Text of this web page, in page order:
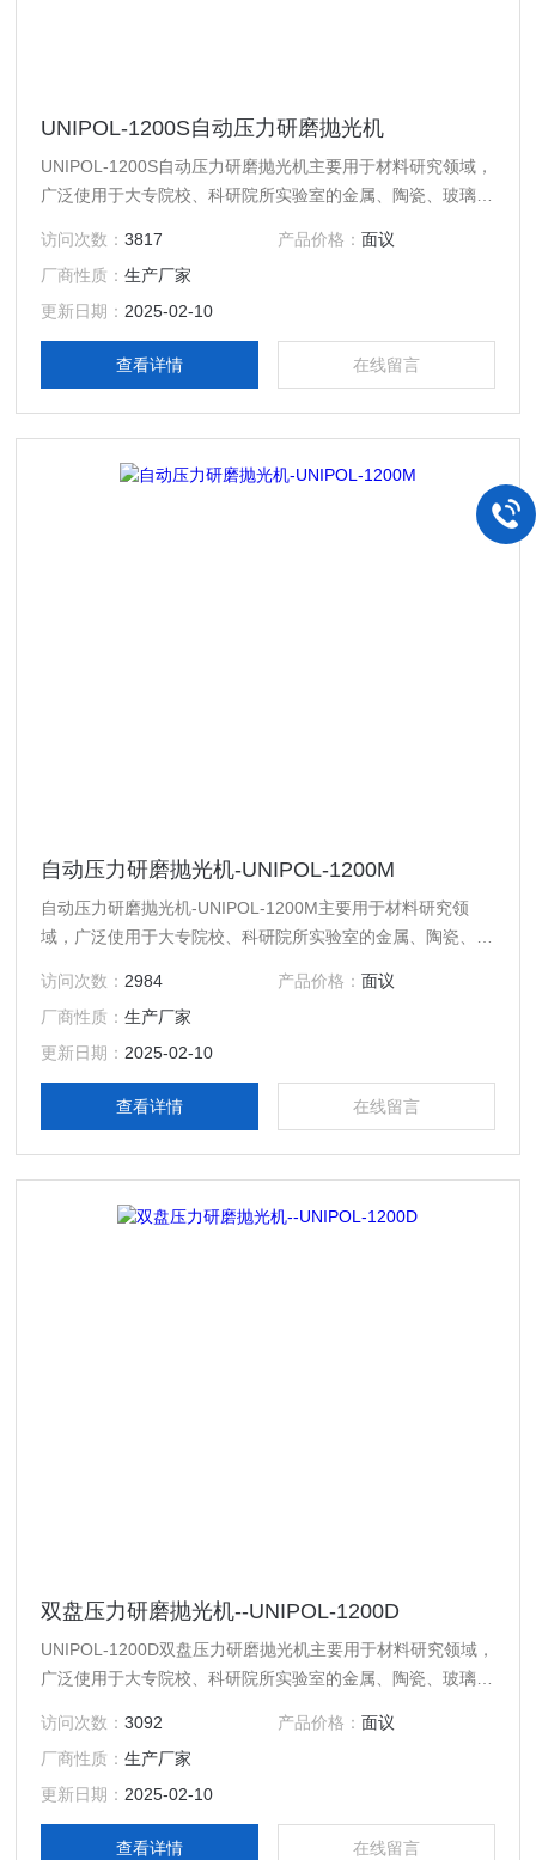
UNIPOL-1200S自动压力研磨抛光机
UNIPOL-1200S自动压力研磨抛光机主要用于材料研究领域，
广泛使用于大专院校、科研院所实验室的金属、陶瓷、玻璃、
产等。本机特别设有机械手磨抛工位，使本机既可以在高压力
下进行超硬材料的磨抛，也可以在机械手作用下进行易解离、
易破碎材料的磨抛。
访问次数：3817 产品价格： 面议
厂商性质：生产厂家
更新日期： 2025-02-10
查看详情 在线留言
自动压力研磨抛光机-UNIPOL-1200M
自动压力研磨抛光机-UNIPOL-1200M主要用于材料研究领
域，广泛使用于大专院校、科研院所实验室的金属、陶瓷、玻
模生产等。本机采用多点式气动加压，气柱在压缩空气的作用
下将载物盘中的样件压在旋转的磨抛盘上，从而实现样件定位
与磨抛。
访问次数： 2984 产品价格： 面议
厂商性质：生产厂家
更新日期： 2025-02-10
查看详情 在线留言
双盘压力研磨抛光机--UNIPOL-1200D
UNIPOL-1200D双盘压力研磨抛光机主要用于材料研究领域，
广泛使用于大专院校、科研院所实验室的金属、陶瓷、玻璃、
产等。本机设有两个研磨抛光工位，可以分别进行研磨、抛光
操作，既避免了交叉污染，又提高了工作效率。
访问次数：3092 产品价格： 面议
厂商性质：生产厂家
更新日期： 2025-02-10
查看详情 在线留言